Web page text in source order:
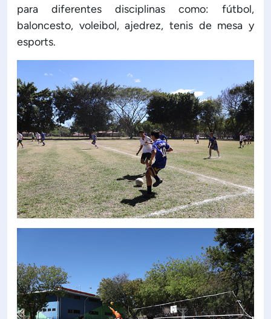
para diferentes disciplinas como: fútbol,
baloncesto, voleibol, ajedrez, tenis de mesa y
esports.